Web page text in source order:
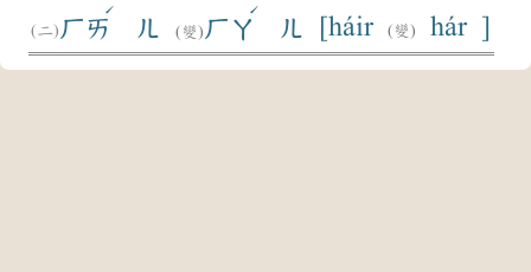
ㄏㄞ
ˊ
ㄦ (變) ㄏㄚ
ˊ
ㄦ [háir(變) hár ]